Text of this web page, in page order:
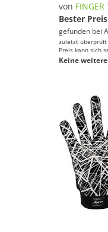
von FINGER
Bester Preis
gefunden bei
zuletzt überprüft
Preis kann sich
Keine